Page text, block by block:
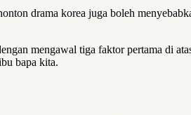
drama korea juga boleh
mengawal tiga faktor pertama di
bapa kita.